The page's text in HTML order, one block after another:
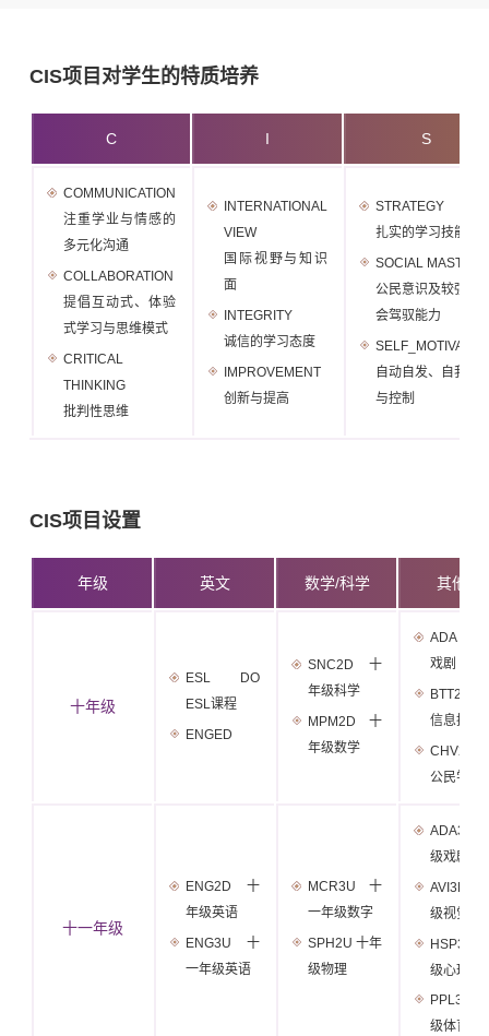
CIS项目对学生的特质培养
C I S
COMMUNICATION
注重学业与情感的
多元化沟通
COLLABORATION
提倡互动式、体验
式学习与思维模式
CRITICAL
THINKING
批判性思维
INTERNATIONAL
VIEW
国际视野与知识
面
INTEGRITY
诚信的学习态度
IMPROVEMENT
创新与提高
STRATEGY
扎实的学习技能
SOCIAL MASTERY
公民意识及较强的
会驾驭能力
自动自发、自我约
与控制
CIS项目设置
年级 英文 数学/科学 其他科
十年级
ESL DO
ESL课程
ENGED
SNC2D 十
年级科学
MPM2D 十
年级数学
ADA 20
戏剧
BTT20
信息技术
CHV20/
公民学
十一年级
ENG2D 十
年级英语
ENG3U 十
一年级英语
MCR3U 十
一年级数字
SPH2U 十年
级物理
ADA3M
级戏剧
AVI3M
级视觉艺
HSP3U
级心理学
PPL30
级体育